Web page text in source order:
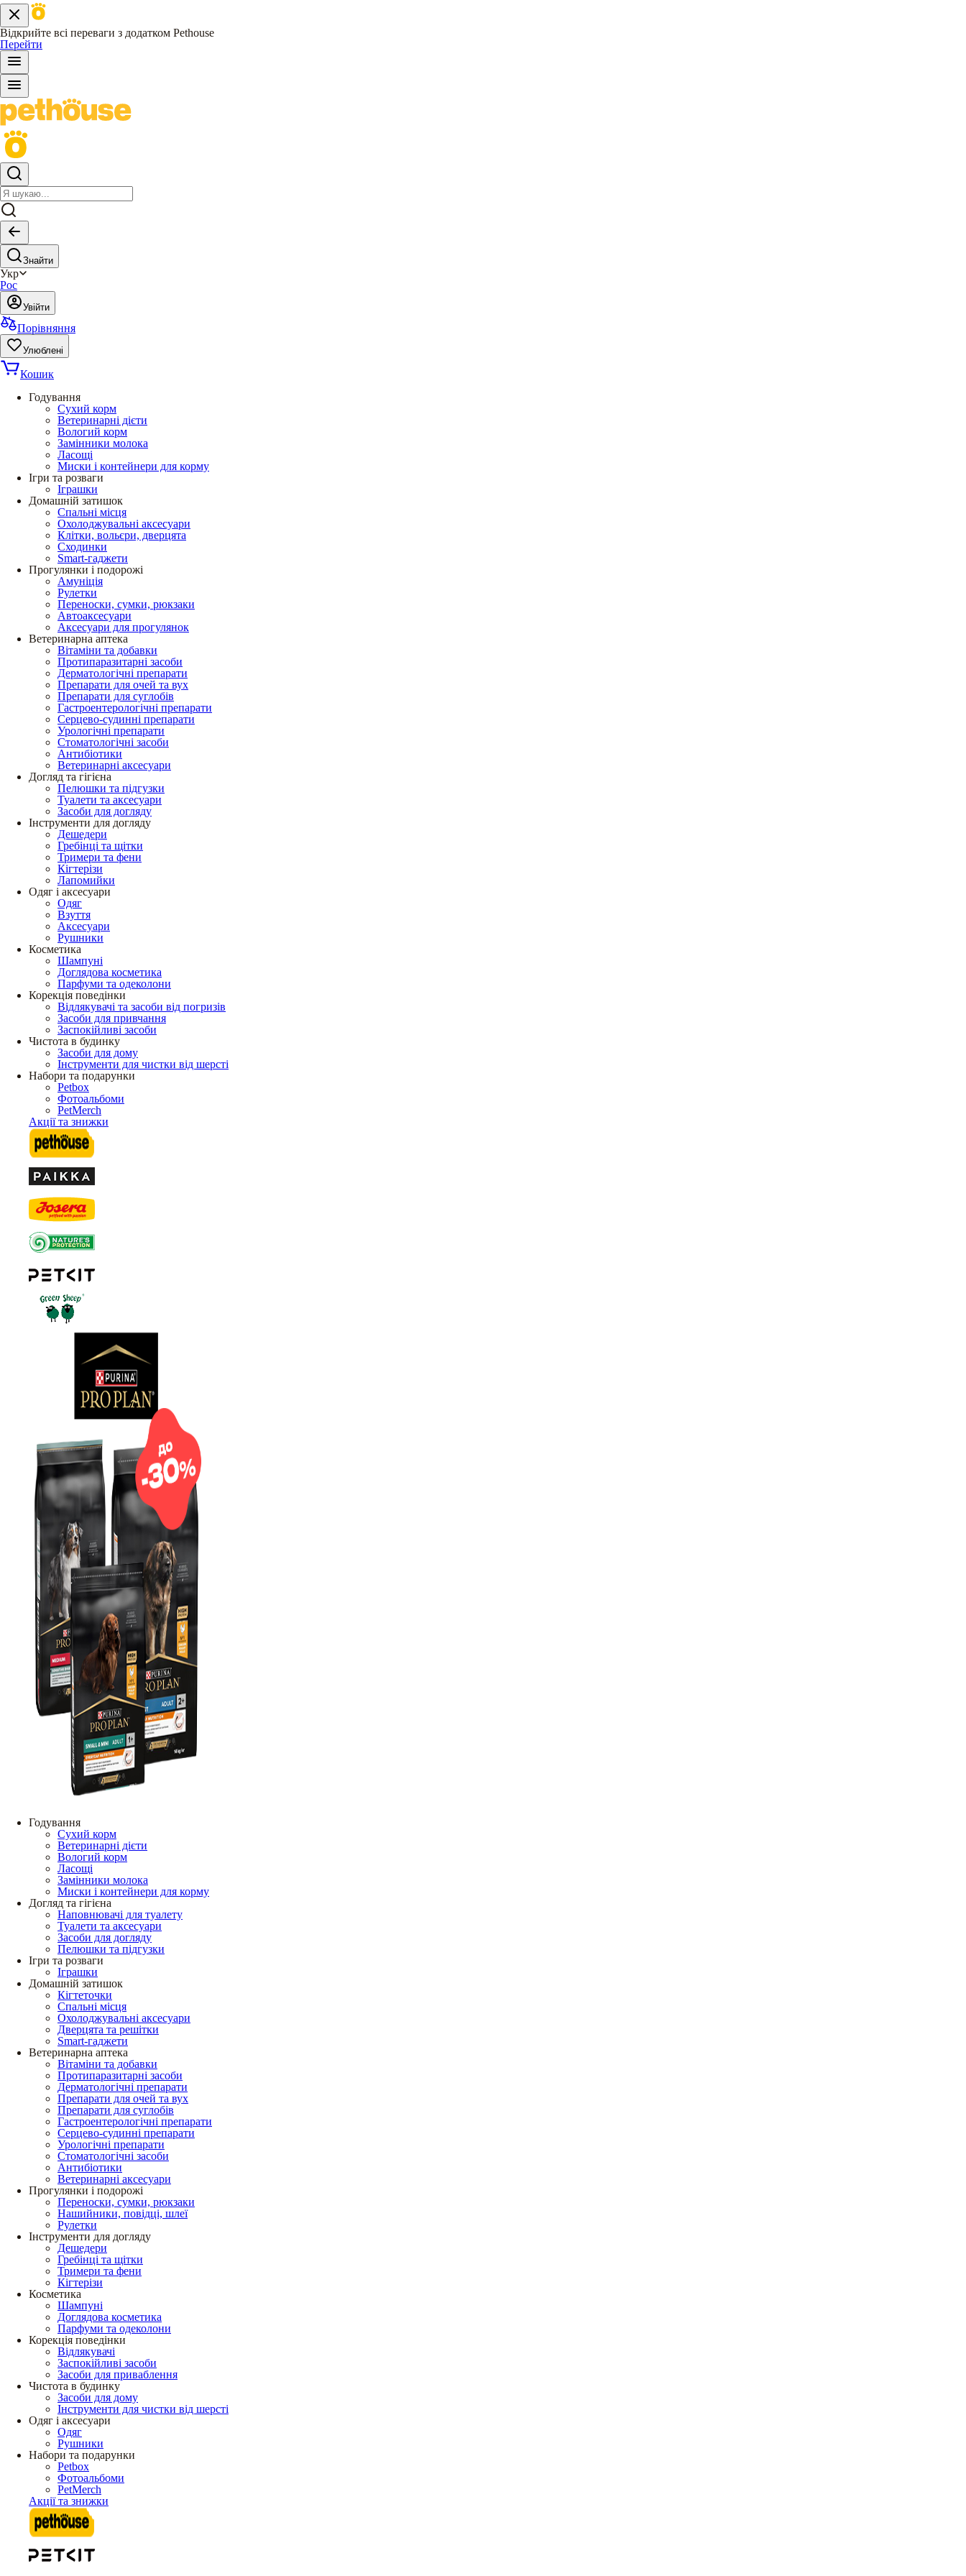
Відкрийте всі переваги з додатком Pethouse
Перейти
Знайти
Укр
Рос
Увійти
Порівняння
Улюблені
Кошик
Годування
Сухий корм
Ветеринарні дієти
Вологий корм
Замінники молока
Ласощі
Миски і контейнери для корму
Ігри та розваги
Іграшки
Домашній затишок
Спальні місця
Охолоджувальні аксесуари
Клітки, вольєри, дверцята
Сходинки
Smart-гаджети
Прогулянки і подорожі
Амуніція
Рулетки
Переноски, сумки, рюкзаки
Автоаксесуари
Аксесуари для прогулянок
Ветеринарна аптека
Вітаміни та добавки
Протипаразитарні засоби
Дерматологічні препарати
Препарати для очей та вух
Препарати для суглобів
Гастроентерологічні препарати
Серцево-судинні препарати
Урологічні препарати
Стоматологічні засоби
Антибіотики
Ветеринарні аксесуари
Догляд та гігієна
Пелюшки та підгузки
Туалети та аксесуари
Засоби для догляду
Інструменти для догляду
Дешедери
Гребінці та щітки
Тримери та фени
Кігтерізи
Лапомийки
Одяг і аксесуари
Одяг
Взуття
Аксесуари
Рушники
Косметика
Шампуні
Доглядова косметика
Парфуми та одеколони
Корекція поведінки
Відлякувачі та засоби від погризів
Засоби для привчання
Заспокійливі засоби
Чистота в будинку
Засоби для дому
Інструменти для чистки від шерсті
Набори та подарунки
Petbox
Фотоальбоми
PetMerch
Акції та знижки
Годування
Сухий корм
Ветеринарні дієти
Вологий корм
Ласощі
Замінники молока
Миски і контейнери для корму
Догляд та гігієна
Наповнювачі для туалету
Туалети та аксесуари
Засоби для догляду
Пелюшки та підгузки
Ігри та розваги
Іграшки
Домашній затишок
Кігтеточки
Спальні місця
Охолоджувальні аксесуари
Дверцята та решітки
Smart-гаджети
Ветеринарна аптека
Вітаміни та добавки
Протипаразитарні засоби
Дерматологічні препарати
Препарати для очей та вух
Препарати для суглобів
Гастроентерологічні препарати
Серцево-судинні препарати
Урологічні препарати
Стоматологічні засоби
Антибіотики
Ветеринарні аксесуари
Прогулянки і подорожі
Переноски, сумки, рюкзаки
Нашийники, повідці, шлеї
Рулетки
Інструменти для догляду
Дешедери
Гребінці та щітки
Тримери та фени
Кігтерізи
Косметика
Шампуні
Доглядова косметика
Парфуми та одеколони
Корекція поведінки
Відлякувачі
Заспокійливі засоби
Засоби для приваблення
Чистота в будинку
Засоби для дому
Інструменти для чистки від шерсті
Одяг і аксесуари
Одяг
Рушники
Набори та подарунки
Petbox
Фотоальбоми
PetMerch
Акції та знижки